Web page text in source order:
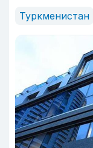
Туркменистан